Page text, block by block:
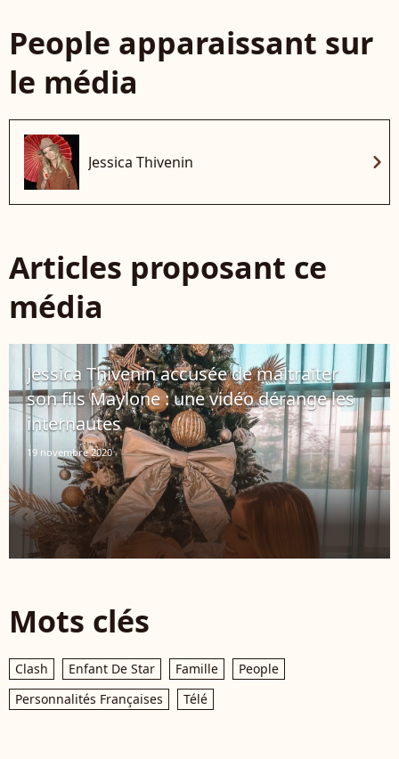
People apparaissant sur
le média
Jessica Thivenin chevron_right
Articles proposant ce
média
Jessica Thivenin accusée de maltraiter
son fils Maylone : une vidéo dérange les
internautes
19 novembre 2020
Mots clés
Clash Enfant De Star Famille
People
Personnalités Françaises
Télé